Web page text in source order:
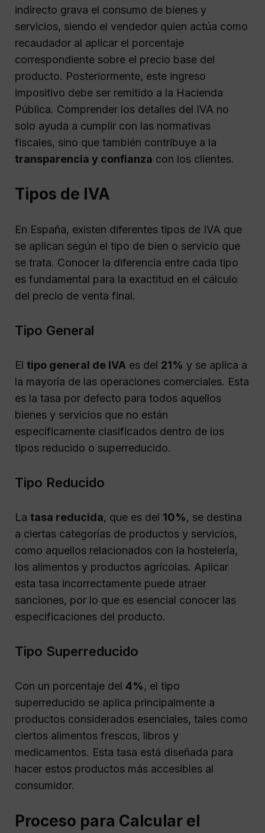
indirecto grava el consumo de bienes y
servicios, siendo el vendedor quien actúa como
recaudador al aplicar el porcentaje
correspondiente sobre el precio base del
producto. Posteriormente, este ingreso
impositivo debe ser remitido a la Hacienda
Pública. Comprender los detalles del IVA no
solo ayuda a cumplir con las normativas
fiscales, sino que también contribuye a la
transparencia y confianza con los clientes.
Tipos de IVA
En España, existen diferentes tipos de IVA que
se aplican según el tipo de bien o servicio que
se trata. Conocer la diferencia entre cada tipo
es fundamental para la exactitud en el cálculo
del precio de venta final.
Tipo General
El tipo general de IVA es del 21% y se aplica a
la mayoría de las operaciones comerciales. Esta
es la tasa por defecto para todos aquellos
bienes y servicios que no están
específicamente clasificados dentro de los
tipos reducido o superreducido.
Tipo Reducido
La tasa reducida, que es del 10%, se destina
a ciertas categorías de productos y servicios,
como aquellos relacionados con la hostelería,
los alimentos y productos agrícolas. Aplicar
esta tasa incorrectamente puede atraer
sanciones, por lo que es esencial conocer las
especificaciones del producto.
Tipo Superreducido
Con un porcentaje del 4%, el tipo
superreducido se aplica principalmente a
productos considerados esenciales, tales como
ciertos alimentos frescos, libros y
medicamentos. Esta tasa está diseñada para
hacer estos productos más accesibles al
consumidor.
Proceso para Calcular el